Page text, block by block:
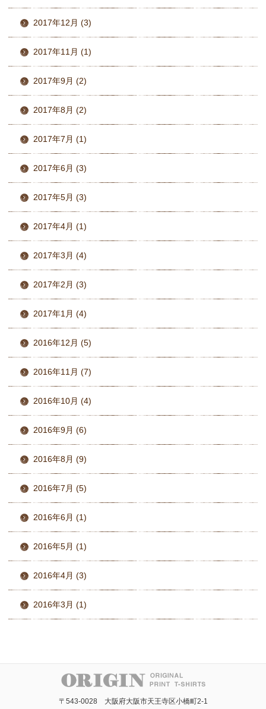
2017年12月 (3)
2017年11月 (1)
2017年9月 (2)
2017年8月 (2)
2017年7月 (1)
2017年6月 (3)
2017年5月 (3)
2017年4月 (1)
2017年3月 (4)
2017年2月 (3)
2017年1月 (4)
2016年12月 (5)
2016年11月 (7)
2016年10月 (4)
2016年9月 (6)
2016年8月 (9)
2016年7月 (5)
2016年6月 (1)
2016年5月 (1)
2016年4月 (3)
2016年3月 (1)
〒543-0028 大阪府大阪市天王寺区小橋町2-1